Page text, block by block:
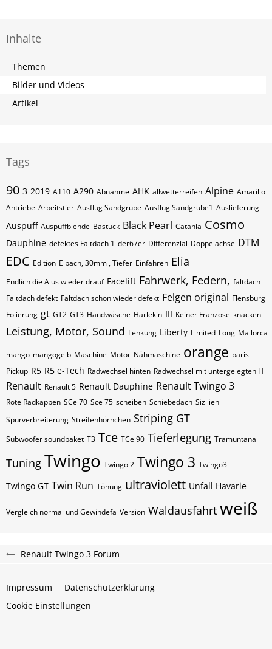
Inhalte
Themen
Bilder und Videos
Artikel
Tags
90 3 2019 A110 A290 Abnahme AHK allwetterreifen Alpine Amarillo
Antriebe Arbeitstier Ausflug Sandgrube Ausflug Sandgrube1 Auslieferung
Auspuff Auspuffblende Bastuck Black Pearl Catania Cosmo
Dauphine defektes Faltdach 1 der67er Differenzial Doppelachse DTM
EDC Edition Eibach, 30mm , Tiefer Einfahren Elia
Endlich die Alus wieder drauf Facelift Fahrwerk, Federn, faltdach
Faltdach defekt Faltdach schon wieder defekt Felgen original Flensburg
Folierung gt GT2 GT3 Handwäsche Harlekin III Keiner Franzose knacken
Leistung, Motor, Sound Lenkung Liberty Limited Long Mallorca
mango mangogelb Maschine Motor Nähmaschine orange paris
Pickup R5 R5 e-Tech Radwechsel hinten Radwechsel mit untergelegten H
Renault Renault 5 Renault Dauphine Renault Twingo 3
Rote Radkappen SCe 70 Sce 75 scheiben Schiebedach Sizilien
Spurverbreiterung Streifenhörnchen Striping GT
Subwoofer soundpaket T3 Tce TCe 90 Tieferlegung Tramuntana
Tuning Twingo Twingo 2 Twingo 3 Twingo3
Twingo GT Twin Run Tönung ultraviolett Unfall Havarie
Vergleich normal und Gewindefa Version Waldausfahrt weiß
Renault Twingo 3 Forum
Impressum
Datenschutzerklärung
Cookie Einstellungen